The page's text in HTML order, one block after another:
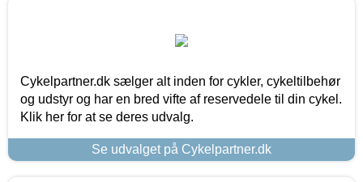
Cykelpartner.dk sælger alt inden for cykler, cykeltilbehør
og udstyr og har en bred vifte af reservedele til din cykel.
Klik her for at se deres udvalg.
Se udvalget på Cykelpartner.dk